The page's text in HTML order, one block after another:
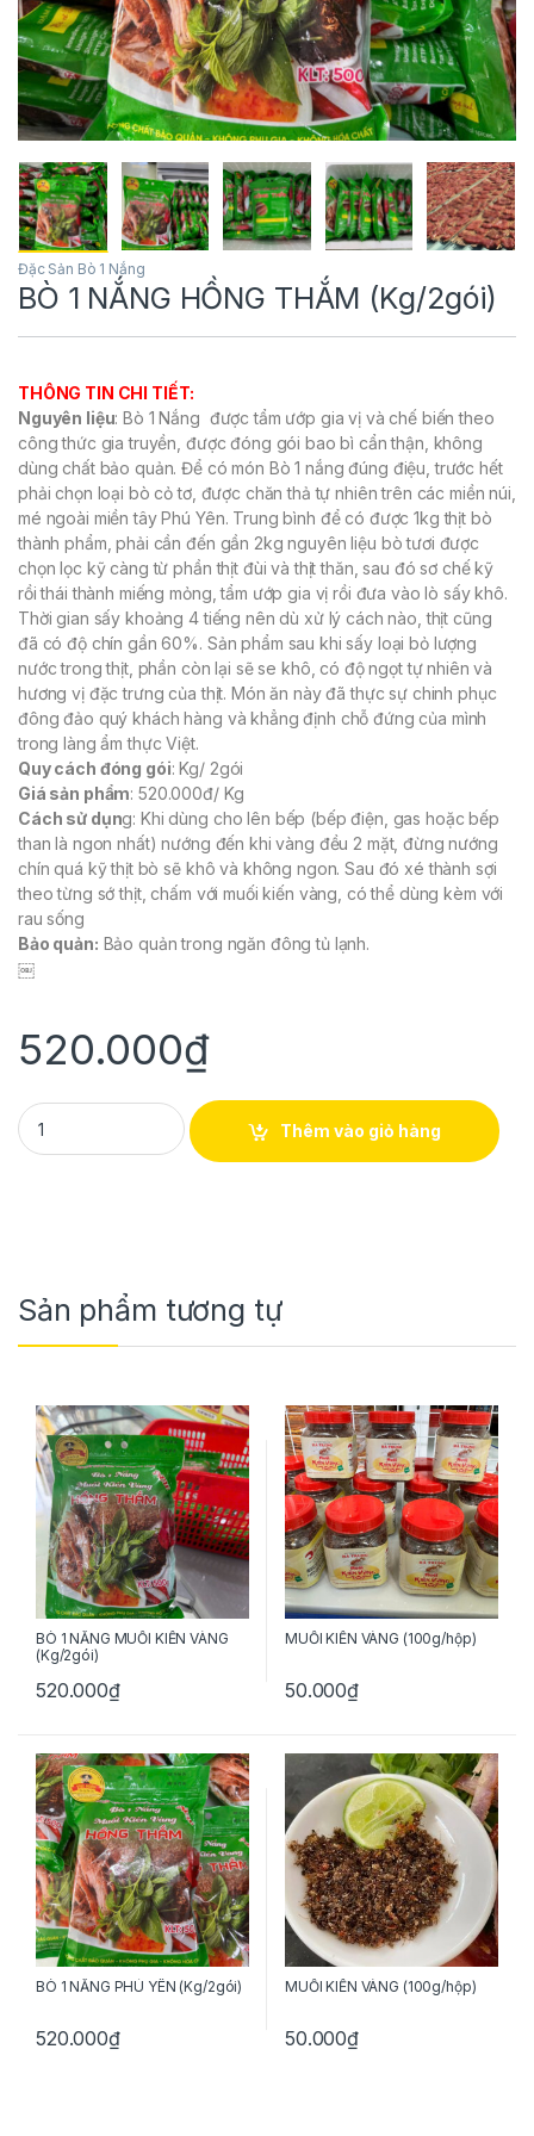
Đặc Sản Bò 1 Nắng
BÒ 1 NẮNG HỒNG THẮM (Kg/2gói)
THÔNG TIN CHI TIẾT:
Nguyên liệu: Bò 1 Nắng được tẩm ướp gia vị và chế biến theo
công thức gia truyền, được đóng gói bao bì cẩn thận, không
dùng chất bảo quản. Để có món Bò 1 nắng đúng điệu, trước hết
phải chọn loại bò cỏ tơ, được chăn thả tự nhiên trên các miền núi,
mé ngoài miền tây Phú Yên. Trung bình để có được 1kg thịt bò
thành phẩm, phải cần đến gần 2kg nguyên liệu bò tươi được
chọn lọc kỹ càng từ phần thịt đùi và thịt thăn, sau đó sơ chế kỹ
rồi thái thành miếng mỏng, tẩm ướp gia vị rồi đưa vào lò sấy khô.
Thời gian sấy khoảng 4 tiếng nên dù xử lý cách nào, thịt cũng
đã có độ chín gần 60%. Sản phẩm sau khi sấy loại bỏ lượng
nước trong thịt, phần còn lại sẽ se khô, có độ ngọt tự nhiên và
hương vị đặc trưng của thịt. Món ăn này đã thực sự chinh phục
đông đảo quý khách hàng và khẳng định chỗ đứng của mình
trong làng ẩm thực Việt.
Quy cách đóng gói: Kg/ 2gói
Giá sản phẩm: 520.000đ/ Kg
Cách sử dụng: Khi dùng cho lên bếp (bếp điện, gas hoặc bếp
than là ngon nhất) nướng đến khi vàng đều 2 mặt, đừng nướng
chín quá kỹ thịt bò sẽ khô và không ngon. Sau đó xé thành sợi
theo từng sớ thịt, chấm với muối kiến vàng, có thể dùng kèm với
rau sống
Bảo quản: Bảo quản trong ngăn đông tủ lạnh.
￼
520.000₫
BÒ 1 NẮNG HỒNG THẮM (Kg/2gói) quantity
Thêm vào giỏ hàng
Sản phẩm tương tự
BÒ 1 NẮNG MUỐI KIẾN VÀNG
(Kg/2gói)
520.000₫
MUỐI KIẾN VÀNG (100g/hộp)
50.000₫
BÒ 1 NẮNG PHÚ YÊN (Kg/2gói)
520.000₫
MUỐI KIẾN VÀNG (100g/hộp)
50.000₫